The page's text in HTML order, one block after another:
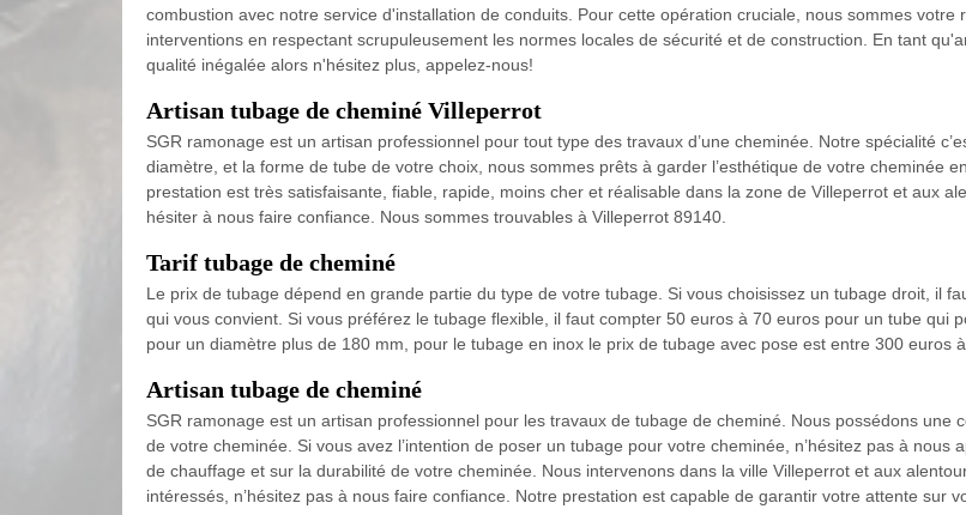
combustion avec notre service d'installation de conduits. Pour cette opération cruciale, nous sommes
interventions en respectant scrupuleusement les normes locales de sécurité et de construction. En tant
qualité inégalée alors n'hésitez plus, appelez-nous!
Artisan tubage de cheminé Villeperrot
SGR ramonage est un artisan professionnel pour tout type des travaux d’une cheminée. Notre spécialité
diamètre, et la forme de tube de votre choix, nous sommes prêts à garder l’esthétique de votre cheminée
prestation est très satisfaisante, fiable, rapide, moins cher et réalisable dans la zone de Villeperrot et aux
hésiter à nous faire confiance. Nous sommes trouvables à Villeperrot 89140.
Tarif tubage de cheminé
Le prix de tubage dépend en grande partie du type de votre tubage. Si vous choisissez un tubage droit, il
qui vous convient. Si vous préférez le tubage flexible, il faut compter 50 euros à 70 euros pour un tube qui
pour un diamètre plus de 180 mm, pour le tubage en inox le prix de tubage avec pose est entre 300 euros
Artisan tubage de cheminé
SGR ramonage est un artisan professionnel pour les travaux de tubage de cheminé. Nous possédons
de votre cheminée. Si vous avez l’intention de poser un tubage pour votre cheminée, n’hésitez pas à
de chauffage et sur la durabilité de votre cheminée. Nous intervenons dans la ville Villeperrot et aux
intéressés, n’hésitez pas à nous faire confiance. Notre prestation est capable de garantir votre attente sur